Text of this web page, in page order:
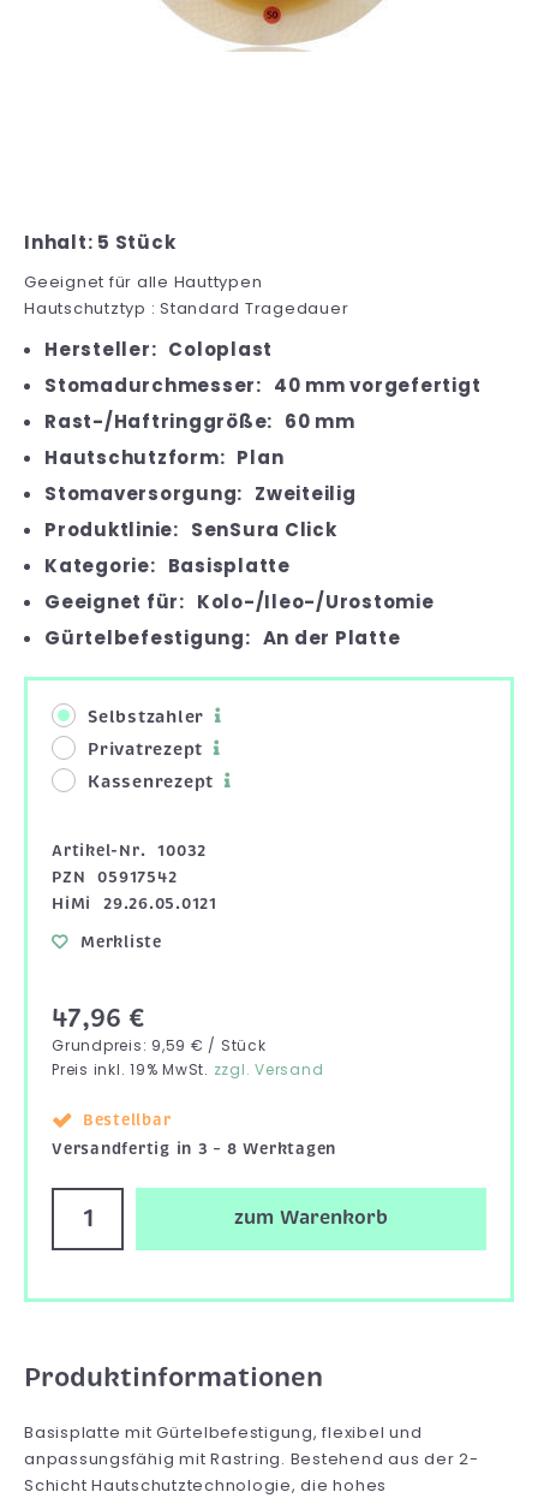
Inhalt: 5 Stück
Geeignet für alle Hauttypen
Hautschutztyp : Standard Tragedauer
Hersteller: Coloplast
Stomadurchmesser: 40 mm vorgefertigt
Rast-/Haftringgröße: 60 mm
Hautschutzform: Plan
Stomaversorgung: Zweiteilig
Produktlinie: SenSura Click
Kategorie: Basisplatte
Geeignet für: Kolo-/Ileo-/Urostomie
Gürtelbefestigung: An der Platte
Selbstzahler
Privatrezept
Kassenrezept
Artikel-Nr.
10032
PZN
05917542
HiMi
29.26.05.0121
Merkliste
47,96 €
Grundpreis: 9,59 € / Stück
Preis inkl. 19% MwSt. zzgl. Versand
Bestellbar
Versandfertig in 3 – 8 Werktagen
zum Warenkorb
Produktinformationen
Basisplatte mit Gürtelbefestigung, flexibel und
anpassungsfähig mit Rastring. Bestehend aus der 2-
Schicht Hautschutztechnologie, die hohes